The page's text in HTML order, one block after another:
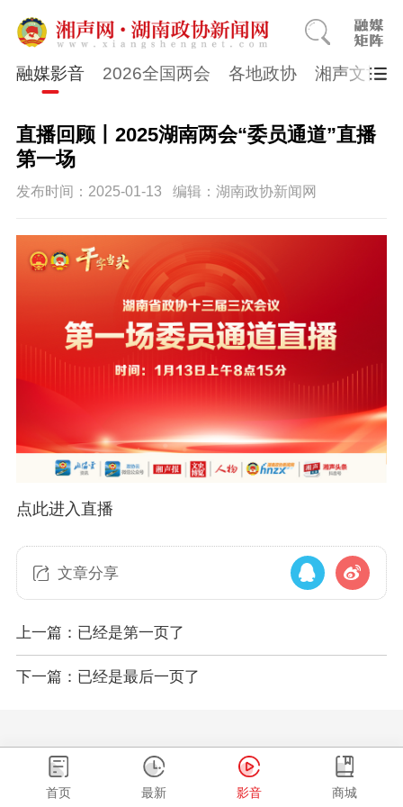
融媒影音 2026全国两会 各地政协 湘声文博
直播回顾丨2025湖南两会“委员通道”直播
第一场
发布时间：2025-01-13 编辑：湖南政协新闻网
点此进入直播
文章分享
上一篇：已经是第一页了
下一篇：已经是最后一页了
首页 最新 影音 商城